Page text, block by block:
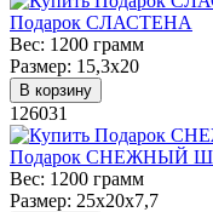
Подарок СЛАСТЕНА
Вес: 1200 грамм
Размер: 15,3х20
В корзину
126031
Подарок СНЕЖНЫЙ
Вес: 1200 грамм
Размер: 25х20х7,7